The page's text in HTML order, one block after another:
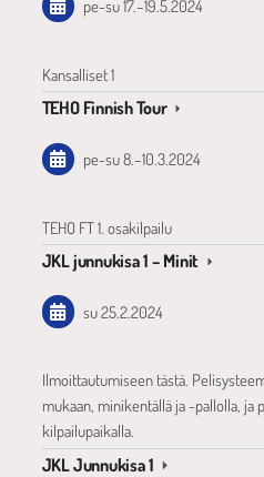
pe-su17.–19.5.2024
Kansalliset 1
TEHO Finnish Tour
pe-su8.–10.3.2024
TEHO FT 1. osakilpailu
JKL junnukisa 1 – Minit
su 25.2.2024
Ilmoittautumiseen tästä.
mukaan, minikentällä ja -pallolla, ja
kilpailupaikalla.
JKL Junnukisa 1